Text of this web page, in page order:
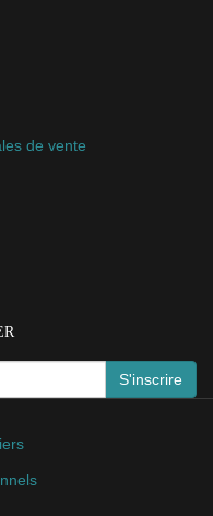
de vente
S'inscrire